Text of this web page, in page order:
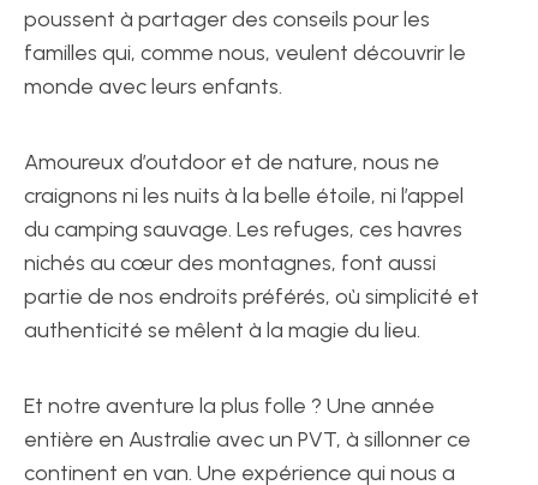
poussent à partager des conseils pour les
familles qui, comme nous, veulent découvrir le
monde avec leurs enfants.
Amoureux d’outdoor et de nature, nous ne
craignons ni les nuits à la belle étoile, ni l’appel
du camping sauvage. Les refuges, ces havres
nichés au cœur des montagnes, font aussi
partie de nos endroits préférés, où simplicité et
authenticité se mêlent à la magie du lieu.
Et notre aventure la plus folle ? Une année
entière en Australie avec un PVT, à sillonner ce
continent en van. Une expérience qui nous a